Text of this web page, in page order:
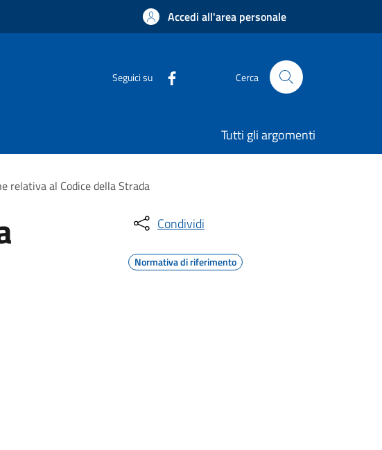
Accedi all'area personale
Seguici su Cerca
Tutti gli argomenti
relativa al Codice della Strada
Condividi
Normativa di riferimento